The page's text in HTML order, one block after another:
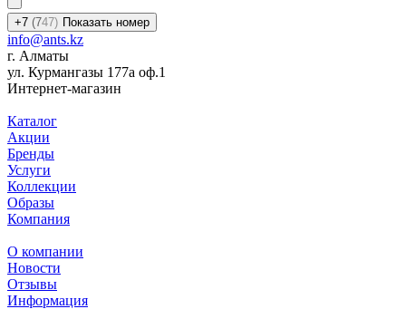
+7 (747) Показать номер
info@ants.kz
г. Алматы
ул. Курмангазы 177а оф.1
Интернет-магазин
Каталог
Акции
Бренды
Услуги
Коллекции
Образы
Компания
О компании
Новости
Отзывы
Информация